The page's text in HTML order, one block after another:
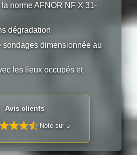
norme AFNOR NF X 31-
dégradation
sondages dimensionnée au
les lieux occupés et
Avis clients
Note sur 5